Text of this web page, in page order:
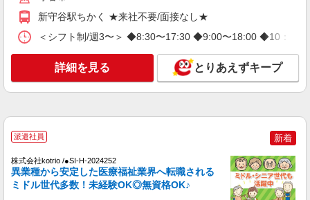
守谷市
キープ 詳細を見る
NEW
【職場環境◎】よすぎて全私が泣いた≫看護
時給1600円〜2250円 ＜日払い有/週払い有/交
通費全支給(ガソリン代含む)＞
守谷市
新守谷駅ちかく ★来社不要/面接なし★
＜シフト制/週3〜＞ ◆8:30〜17:30 ◆9:00〜18:00 ◆10：00
詳細を見る とりあえずキープ
派遣社員 新着
株式会社kotrio /●SI-H-2024252
異業種から安定した医療福祉業界へ転職される
ミドル世代多数！未経験OK◎無資格OK♪